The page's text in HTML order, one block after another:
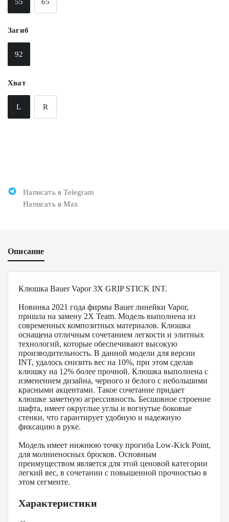
Загиб
92
Хват
L R
Написать в Telegram
Написать в Max
Описание
Клюшка Bauer Vapor 3X GRIP STICK INT.
Новинка 2021 года фирмы Bauer линейки Vapor,
пришла на замену 2X Team. Модель выполнена из
современных композитных материалов. Клюшка
оснащена отличным сочетанием легкости и элитных
технологий, которые обеспечивают высокую
производительность. В данной модели для версии
INT, удалось снизить вес на 10%, при этом сделав
клюшку на 12% более прочной. Клюшка выполнена с
изменением дизайна, черного и белого с небольшими
красными акцентами. Такое сочетание придает
клюшке заметную агрессивность. Бесшовное строение
шафта, имеет округлые углы и вогнутые боковые
стенки, что гарантирует удобную и надежную
фиксацию в руке.
Модель имеет нижнюю точку прогиба Low-Kick Point,
для молниеносных бросков. Основным
преимуществом является для этой ценовой категории
легкий вес, в сочетании с повышенной прочностью в
этом сегменте.
Характеристики